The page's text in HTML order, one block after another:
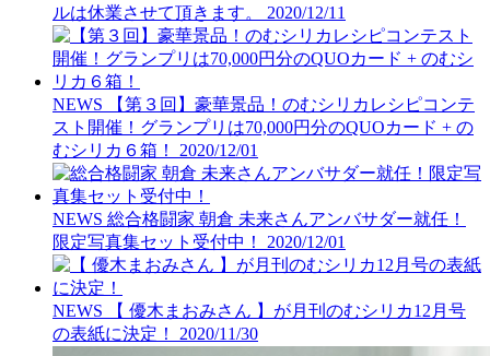
ルは休業させて頂きます。
2020/12/11
NEWS
【第３回】豪華景品！のむシリカレシピコンテ
スト開催！グランプリは70,000円分のQUOカード + の
むシリカ６箱！
2020/12/01
NEWS 総合格闘家 朝倉 未来さんアンバサダー就任！
限定写真集セット受付中！
2020/12/01
NEWS
【 優木まおみさん 】が月刊のむシリカ12月号
の表紙に決定！
2020/11/30